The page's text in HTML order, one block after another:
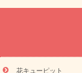
よく贈られる花
8月の誕生花(ト
お供
ーブドフラワー
花キューピット